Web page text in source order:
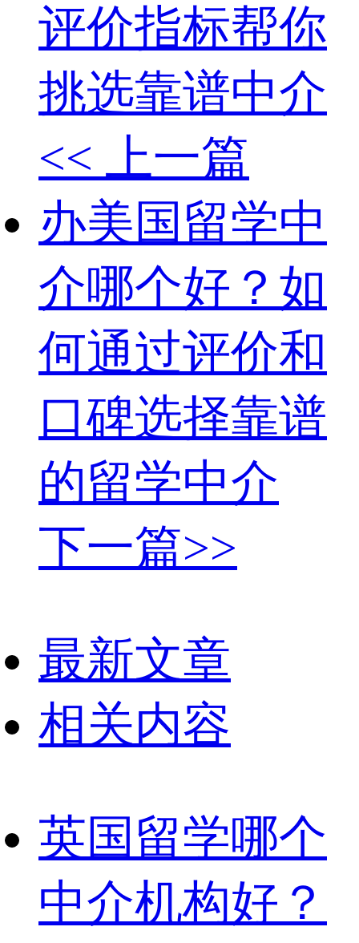
评价指标帮你
挑选靠谱中介
<< 上一篇
办美国留学中
介哪个好？如
何通过评价和
口碑选择靠谱
的留学中介
下一篇>>
最新文章
相关内容
英国留学哪个
中介机构好？